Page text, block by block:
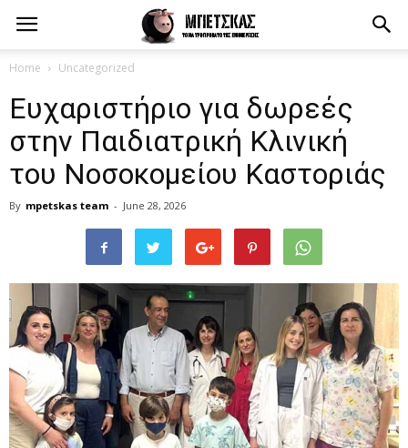
Home Uncategorized
Ευχαριστήριο για δωρεές
στην Παιδιατρική Κλινική
του Νοσοκομείου Καστοριάς
By mpetskas team - June 28, 2026